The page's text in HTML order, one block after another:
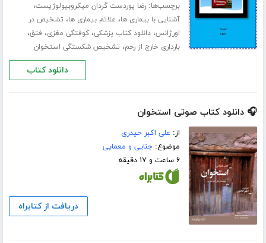
برچسب‌ها:رضا پوردست گردان میکروبیولوژیست،
آشنایی با بیماری ها، علائم بیماری ها، تشخیص در
اورژانس،دانلود کتاب پزشکی،کوفتگی مغزی، فتق،
بارداری خارج از رحم، تشخیص شکستگی استخوان
دانلود کتاب
🎧 دانلود کتاب صوتی استخوان
از: علی اکبر حیدری
موضوع:جنایی و معمایی
۶ ساعت و ۱۷ دقیقه
دریافت از کتابراه